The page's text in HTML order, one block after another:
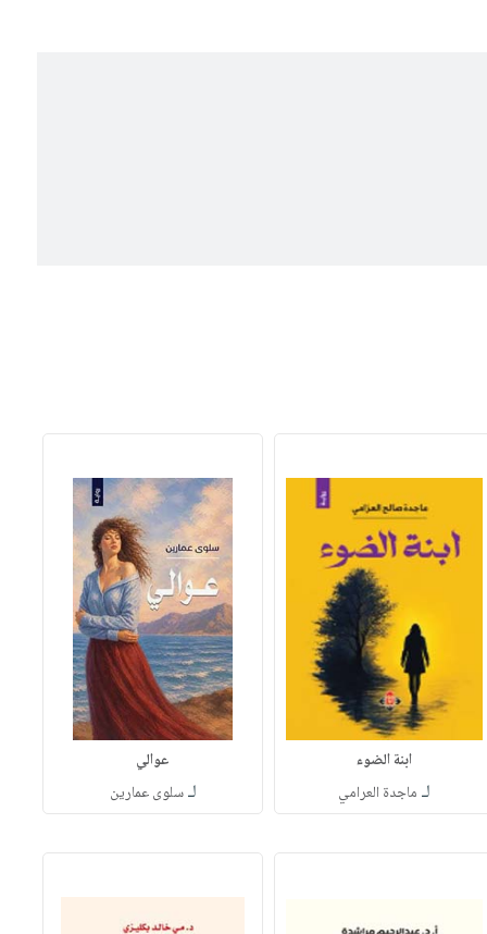
ابنة الضوء
لـ ماجدة العرامي
عوالي
لـسلوى عمارين